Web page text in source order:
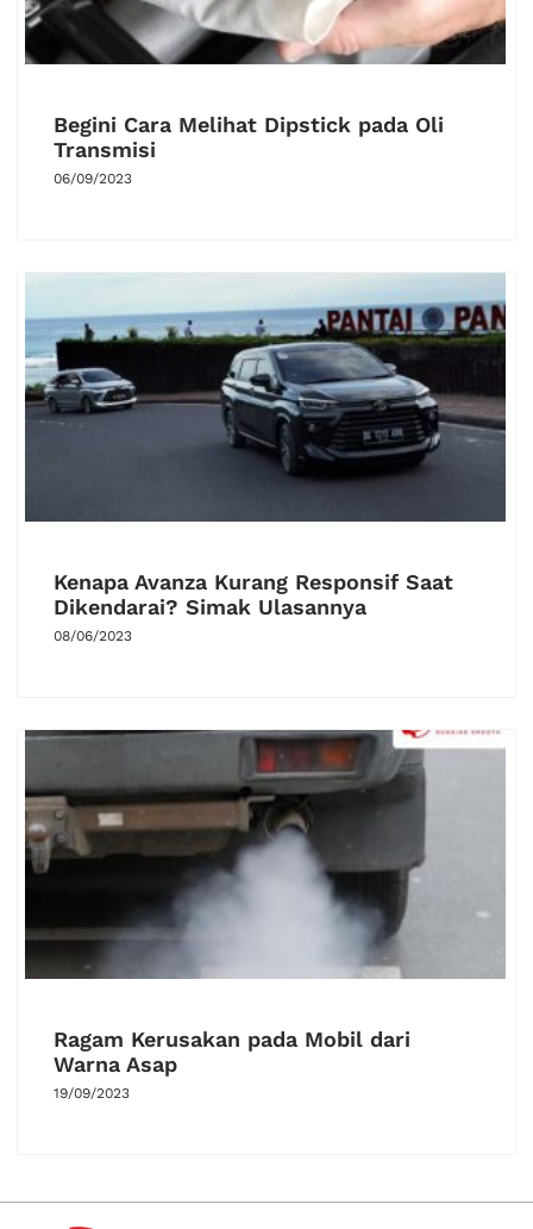
Begini Cara Melihat Dipstick pada Oli
Transmisi
06/09/2023
Kenapa Avanza Kurang Responsif Saat
Dikendarai? Simak Ulasannya
08/06/2023
Ragam Kerusakan pada Mobil dari
Warna Asap
19/09/2023